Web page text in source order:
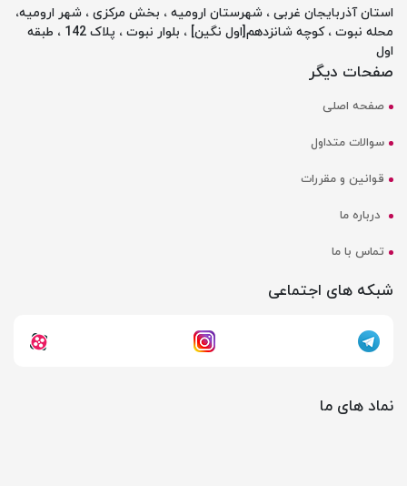
استان آذربایجان غربی ، شهرستان ارومیه ، بخش مرکزی ، شهر ارومیه،
محله نبوت ، کوچه شانزدهم[اول نگین] ، بلوار نبوت ، پلاک 142 ، طبقه
اول
صفحات دیگر
صفحه اصلی
سوالات متداول
قوانین و مقررات
درباره ما
تماس با ما
شبکه های اجتماعی
نماد های ما